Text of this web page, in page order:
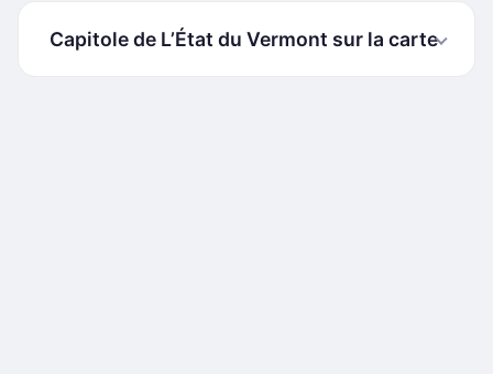
Capitole de L’État du Vermont sur la carte